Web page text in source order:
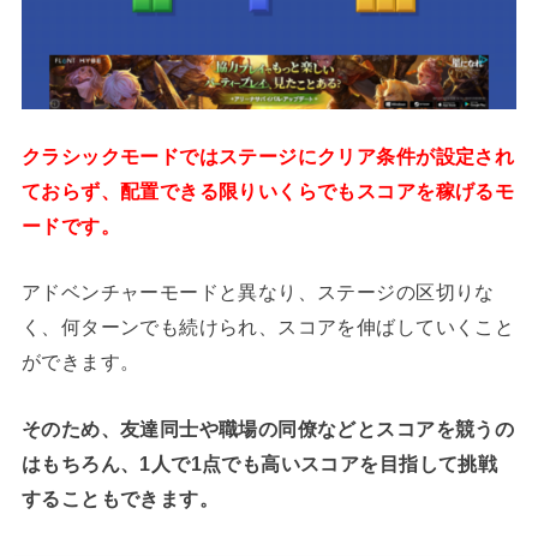
クラシックモードではステージにクリア条件が設定され
ておらず、配置できる限りいくらでもスコアを稼げるモ
ードです。
アドベンチャーモードと異なり、ステージの区切りな
く、何ターンでも続けられ、スコアを伸ばしていくこと
ができます。
そのため、友達同士や職場の同僚などとスコアを競うの
はもちろん、1人で1点でも高いスコアを目指して挑戦
することもできます。